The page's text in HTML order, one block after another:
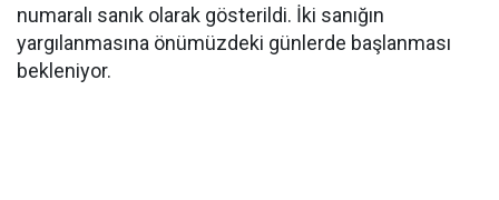
numaralı sanık olarak gösterildi. İki sanığın
yargılanmasına önümüzdeki günlerde başlanması
bekleniyor.